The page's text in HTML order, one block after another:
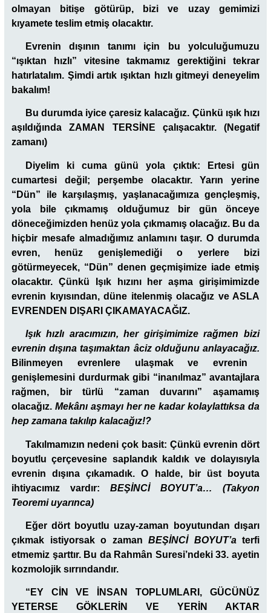
olmayan bitişe götürüp, bizi ve uzay gemimizi
kıyamete teslim etmiş olacaktır.
Evrenin dışının tanımı için bu yolculuğumuzu
“ışıktan hızlı” vitesine takmamız gerektiğini tekrar
hatırlatalım. Şimdi artık ışıktan hızlı gitmeyi deneyelim
bakalım!
Bu durumda iyice çaresiz kalacağız. Çünkü ışık hızı
aşıldığında ZAMAN TERSİNE çalışacaktır. (Negatif
zamanı)
Diyelim ki cuma günü yola çıktık: Ertesi gün
cumartesi değil; perşembe olacaktır. Yarın yerine
“Dün” ile karşılaşmış, yaşlanacağımıza gençleşmiş,
yola bile çıkmamış olduğumuz bir gün önceye
döneceğimizden henüz yola çıkmamış olacağız. Bu da
hiçbir mesafe almadığımız anlamını taşır. O durumda
evren, henüz genişlemediği o yerlere bizi
götürmeyecek, “Dün” denen geçmişimize iade etmiş
olacaktır. Çünkü Işık hızını her aşma girişimimizde
evrenin kıyısından, düne itelenmiş olacağız ve ASLA
EVRENDEN DIŞARI ÇIKAMAYACAĞIZ.
Işık hızlı aracımızın, her girişimimize rağmen bizi
evrenin dışına taşımaktan âciz olduğunu anlayacağız.
Bilinmeyen evrenlere ulaşmak ve evrenin
genişlemesini durdurmak gibi “inanılmaz” avantajlara
rağmen, bir türlü “zaman duvarını” aşamamış
olacağız. Mekânı aşmayı her ne kadar kolaylattıksa da
hep zamana takılıp kalacağız!?
Takılmamızın nedeni çok basit: Çünkü evrenin dört
boyutlu çerçevesine saplandık kaldık ve dolayısıyla
evrenin dışına çıkamadık. O halde, bir üst boyuta
ihtiyacımız vardır: BEŞİNCİ BOYUT’a… (Takyon
Teoremi uyarınca)
Eğer dört boyutlu uzay-zaman boyutundan dışarı
çıkmak istiyorsak o zaman BEŞİNCİ BOYUT’aterfi
etmemiz şarttır. Bu da Rahmân Suresi’ndeki 33. ayetin
kozmolojik sırrındandır.
“EY CİN VE İNSAN TOPLUMLARI, GÜCÜNÜZ
YETERSE GÖKLERİN VE YERİN AKTAR